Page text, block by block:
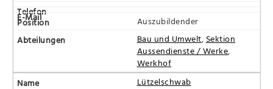
Auszubildender
Bau und Umwelt, Sektion
Aussendienste / Werke,
Werkhof
Lützelschwab